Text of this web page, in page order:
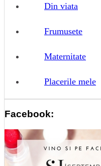
Din viata
Frumusete
Maternitate
Placerile mele
Facebook: